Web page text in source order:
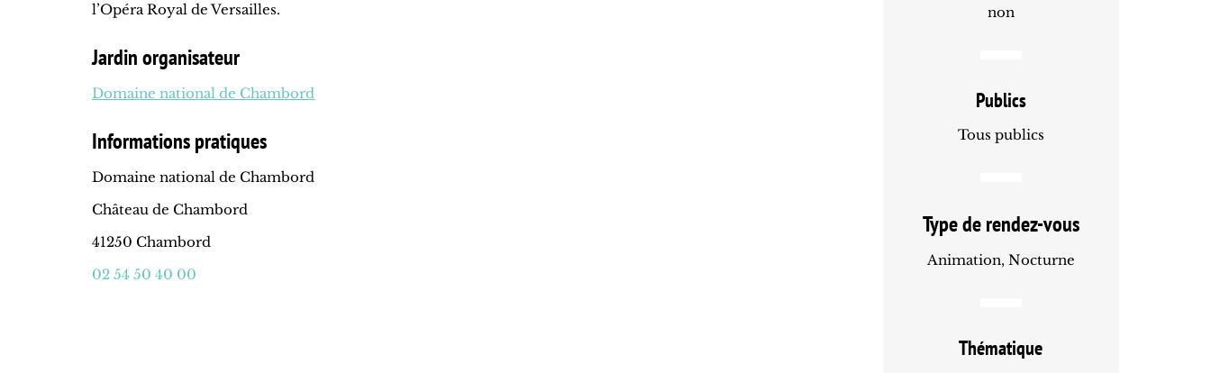
l’Opéra Royal de Versailles.
Jardin organisateur
Domaine national de Chambord
Informations pratiques
Domaine national de Chambord
Château de Chambord
41250 Chambord
02 54 50 40 00
non
Publics
Tous publics
Type de rendez-vous
Animation, Nocturne
Thématique